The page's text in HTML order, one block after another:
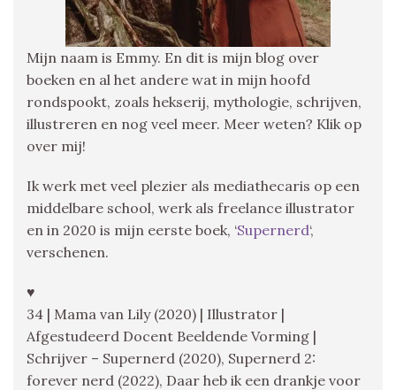
Mijn naam is Emmy. En dit is mijn blog over
boeken en al het andere wat in mijn hoofd
rondspookt, zoals hekserij, mythologie, schrijven,
illustreren en nog veel meer. Meer weten? Klik op
over mij!
Ik werk met veel plezier als mediathecaris op een
middelbare school, werk als freelance illustrator
en in 2020 is mijn eerste boek, ‘Supernerd‘,
verschenen.
♥
34 | Mama van Lily (2020) | Illustrator |
Afgestudeerd Docent Beeldende Vorming |
Schrijver – Supernerd (2020), Supernerd 2:
forever nerd (2022), Daar heb ik een drankje voor